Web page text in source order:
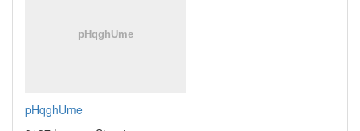
pHqghUme